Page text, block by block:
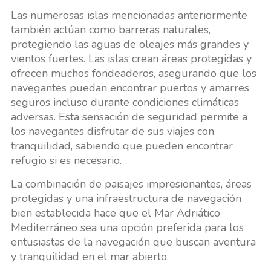
Las numerosas islas mencionadas anteriormente
también actúan como barreras naturales,
protegiendo las aguas de oleajes más grandes y
vientos fuertes. Las islas crean áreas protegidas y
ofrecen muchos fondeaderos, asegurando que los
navegantes puedan encontrar puertos y amarres
seguros incluso durante condiciones climáticas
adversas. Esta sensación de seguridad permite a
los navegantes disfrutar de sus viajes con
tranquilidad, sabiendo que pueden encontrar
refugio si es necesario.
La combinación de paisajes impresionantes, áreas
protegidas y una infraestructura de navegación
bien establecida hace que el Mar Adriático
Mediterráneo sea una opción preferida para los
entusiastas de la navegación que buscan aventura
y tranquilidad en el mar abierto.